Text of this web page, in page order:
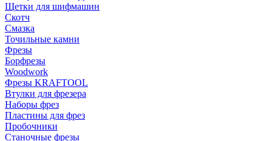
Щетки для шифмашин
Скотч
Смазка
Точильные камни
Фрезы
Борфрезы
Woodwork
Фрезы KRAFTOOL
Втулки для фрезера
Наборы фрез
Пластины для фрез
Пробочники
Станочные фрезы